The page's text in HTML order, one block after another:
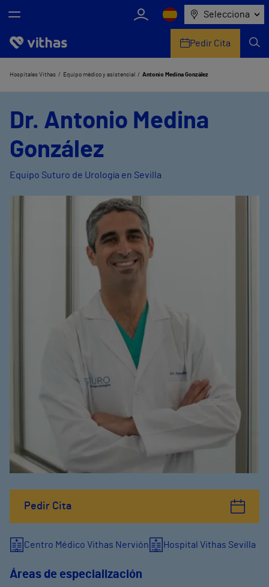
Selecciona
Nosotros
Pedir Cita
Hospitales Vithas Equipo médico y asistencial Antonio Medina González
Pedir Cita
Dr. Antonio Medina
González
Equipo Suturo de Urología en Sevilla
Centro Médico Vithas Nervión Hospital Vithas Sevilla
Áreas de especialización